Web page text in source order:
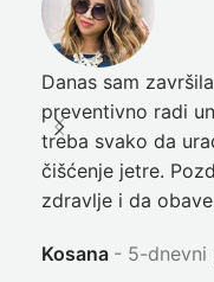
Danas sam
preventivno radi
treba svako da
čišćenje jetre.
zdravlje i da
Kosana 5-dnevni